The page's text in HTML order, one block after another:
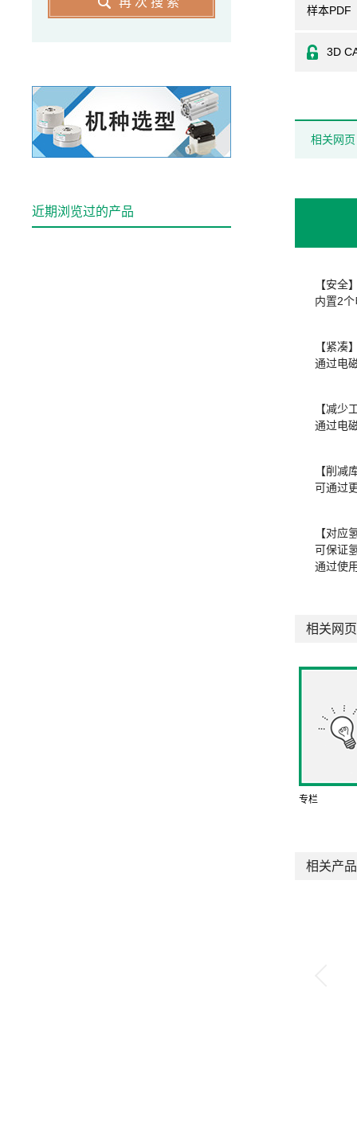
样本PDF
3D
相关网页
【安全
内置2
【紧凑
通过电
【减少
通过电
【削减
可通过
【对应
可保证
通过使
相关网页
专栏
相关产品
近期浏览过的产品